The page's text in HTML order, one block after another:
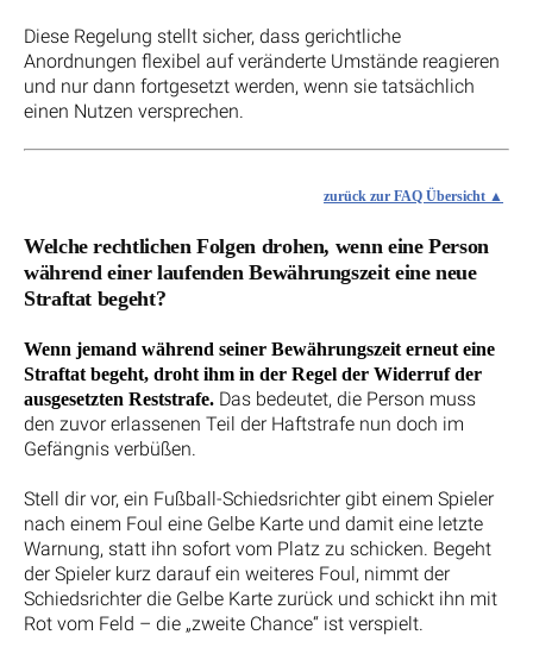
Diese Regelung stellt sicher, dass gerichtliche
Anordnungen flexibel auf veränderte Umstände reagieren
und nur dann fortgesetzt werden, wenn sie tatsächlich
einen Nutzen versprechen.
zurück zur FAQ Übersicht
Welche rechtlichen Folgen drohen, wenn eine Person
während einer laufenden Bewährungszeit eine neue
Straftat begeht?
Wenn jemand während seiner Bewährungszeit erneut eine
Straftat begeht, droht ihm in der Regel der Widerruf der
ausgesetzten Reststrafe. Das bedeutet, die Person muss
den zuvor erlassenen Teil der Haftstrafe nun doch im
Gefängnis verbüßen.
Stell dir vor, ein Fußball-Schiedsrichter gibt einem Spieler
nach einem Foul eine Gelbe Karte und damit eine letzte
Warnung, statt ihn sofort vom Platz zu schicken. Begeht
der Spieler kurz darauf ein weiteres Foul, nimmt der
Schiedsrichter die Gelbe Karte zurück und schickt ihn mit
Rot vom Feld – die „zweite Chance“ ist verspielt.